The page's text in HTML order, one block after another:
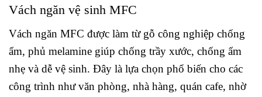
Vách ngăn vệ sinh MFC
Vách ngăn MFC được làm từ gỗ công nghiệp chống
ẩm, phủ melamine giúp chống trầy xước, chống ẩm
nhẹ và dễ vệ sinh. Đây là lựa chọn phổ biến cho các
công trình như văn phòng, nhà hàng, quán cafe, nhờ